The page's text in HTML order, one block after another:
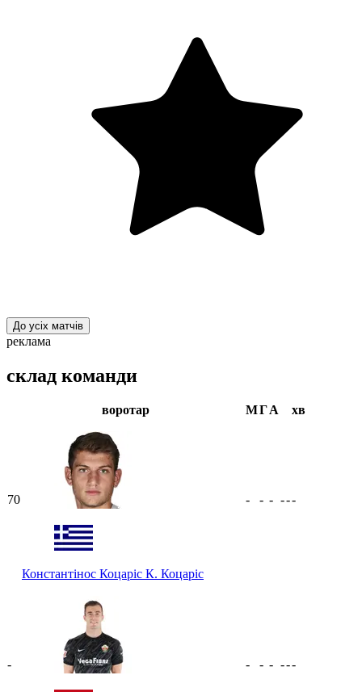
До усіх матчів
реклама
склад команди
воротар МГА хв
70
Константінос Коцаріс К. Коцаріс
- - - ---
- - - - ---